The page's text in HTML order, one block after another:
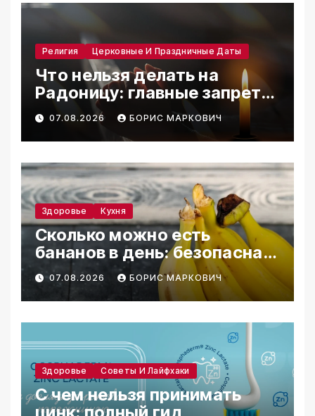
Религия Церковные И Праздничные Даты
Что нельзя делать на
Радоницу: главные запреты
дня
07.08.2026 БОРИС МАРКОВИЧ
Здоровье Кухня
Сколько можно есть
бананов в день: безопасная
норма
07.08.2026 БОРИС МАРКОВИЧ
Здоровье Советы И Лайфхаки
С чем нельзя принимать